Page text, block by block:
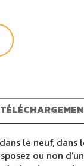
le neuf, dans
ou non